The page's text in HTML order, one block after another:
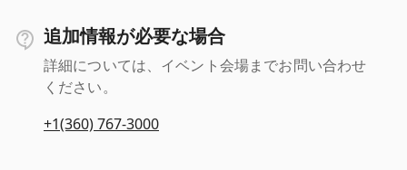
追加情報が必要な場合
詳細については、イベント会場までお問い合わせ
ください。
+1(360) 767-3000